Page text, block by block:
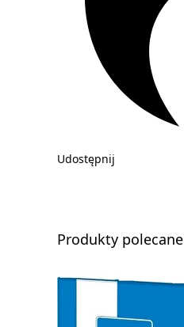
Udostępnij
Produkty polecane